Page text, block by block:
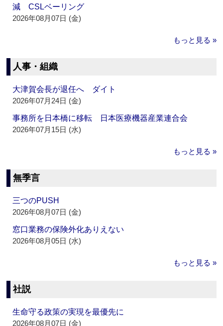
減 CSLベーリング
2026年08月07日 (金)
もっと見る »
人事・組織
大津賀会長が退任へ ダイト
2026年07月24日 (金)
事務所を日本橋に移転 日本医療機器産業連合会
2026年07月15日 (水)
もっと見る »
無季言
三つのPUSH
2026年08月07日 (金)
窓口業務の保険外化ありえない
2026年08月05日 (水)
もっと見る »
社説
生命守る政策の実現を最優先に
2026年08月07日 (金)